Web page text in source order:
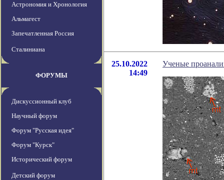
Астрономия и Хронология
Альмагест
Запечатленная Россия
Сталиниана
ФОРУМЫ
Дискуссионный клуб
Научный форум
Форум "Русская идея"
Форум "Курск"
Исторический форум
Детский форум
25.10.2022
14:49
Ученые